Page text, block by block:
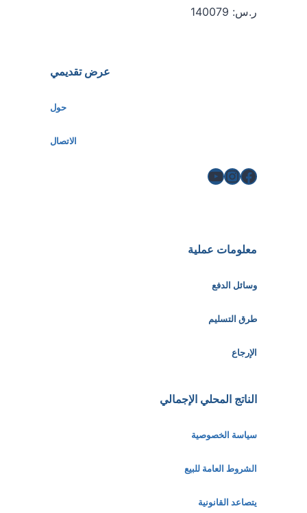
ر.س: 140079
عرض تقديمي
حول
الاتصال
فيسبوك
إنستغرام
يوتيوب
معلومات عملية
وسائل الدفع
طرق التسليم
الإرجاع
الناتج المحلي الإجمالي
سياسة الخصوصية
الشروط العامة للبيع
يتصاعد القانونية